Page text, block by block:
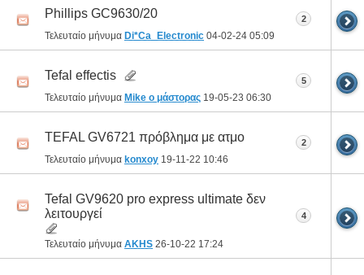
Phillips GC9630/20
Τελευταίο μήνυμα Di*Ca_Electronic 04-02-24 05:09
2
Tefal effectis
Τελευταίο μήνυμα Mike ο μάστορας 19-05-23 06:30
5
TEFAL GV6721 πρόβλημα με ατμο
Τελευταίο μήνυμα konxoy 19-11-22 10:46
2
Tefal GV9620 pro express ultimate δεν
λειτουργεί
Τελευταίο μήνυμα AKHS 26-10-22 17:24
4